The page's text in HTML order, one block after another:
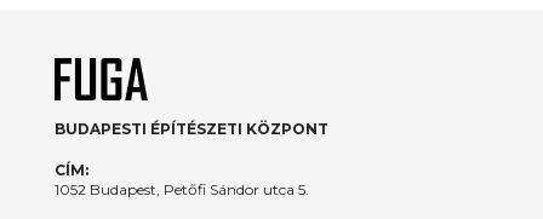
BUDAPESTI ÉPÍTÉSZETI KÖZPONT
CÍM:
1052 Budapest, Petőfi Sándor utca 5.